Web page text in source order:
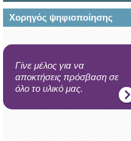
Χορηγός ψηφιοποίησης
Γίνε μέλος για να
αποκτήσεις πρόσβαση σε
όλο το υλικό μας.